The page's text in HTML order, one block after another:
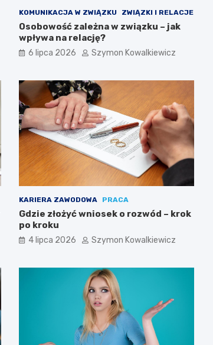
KOMUNIKACJA W ZWIĄZKU ZWIĄZKI I RELACJE
Osobowość zależna w związku – jak
wpływa na relację?
6 lipca 2026 Szymon Kowalkiewicz
KARIERA ZAWODOWA PRACA
Gdzie złożyć wniosek o rozwód – krok
po kroku
4 lipca 2026 Szymon Kowalkiewicz